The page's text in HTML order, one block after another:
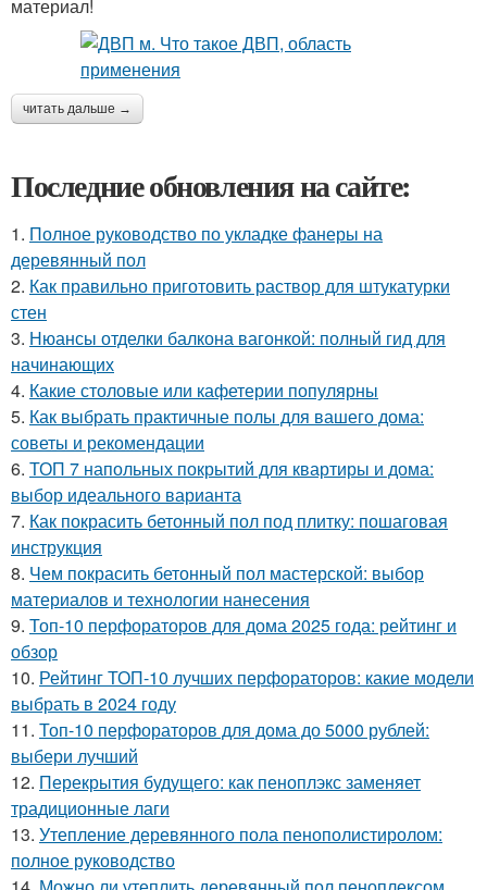
материал!
читать дальше →
Последние обновления на сайте:
1. Полное руководство по укладке фанеры на
деревянный пол
2. Как правильно приготовить раствор для штукатурки
стен
3. Нюансы отделки балкона вагонкой: полный гид для
начинающих
4. Какие столовые или кафетерии популярны
5. Как выбрать практичные полы для вашего дома:
советы и рекомендации
6. ТОП 7 напольных покрытий для квартиры и дома:
выбор идеального варианта
7. Как покрасить бетонный пол под плитку: пошаговая
инструкция
8. Чем покрасить бетонный пол мастерской: выбор
материалов и технологии нанесения
9. Топ-10 перфораторов для дома 2025 года: рейтинг и
обзор
10. Рейтинг ТОП-10 лучших перфораторов: какие модели
выбрать в 2024 году
11. Топ-10 перфораторов для дома до 5000 рублей:
выбери лучший
12. Перекрытия будущего: как пеноплэкс заменяет
традиционные лаги
13. Утепление деревянного пола пенополистиролом:
полное руководство